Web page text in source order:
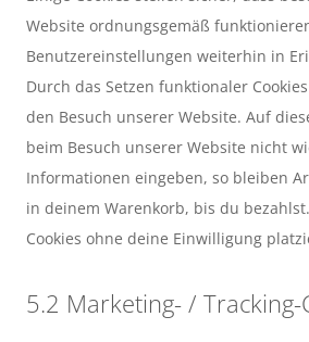
Website ordnungsgemäß
Benutzereinstellungen weiterhin in
Durch das Setzen funktionaler
den Besuch unserer Website. Auf
beim Besuch unserer Website nicht
Informationen eingeben, so bleiben
in deinem Warenkorb, bis du
Cookies ohne deine Einwilligung
5.2 Marketing- / Tracking-